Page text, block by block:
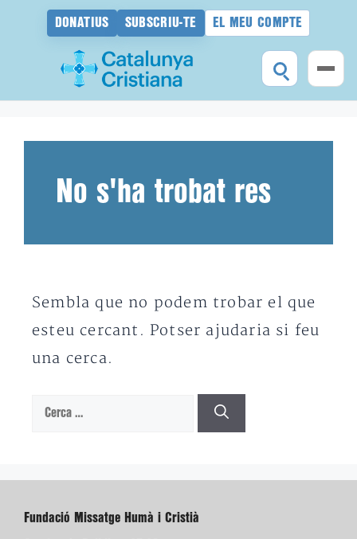
DONATIUS SUBSCRIU-TE EL MEU COMPTE
No s'ha trobat res
Sembla que no podem trobar el que
esteu cercant. Potser ajudaria si feu
una cerca.
Cerca:
Fundació Missatge Humà i Cristià